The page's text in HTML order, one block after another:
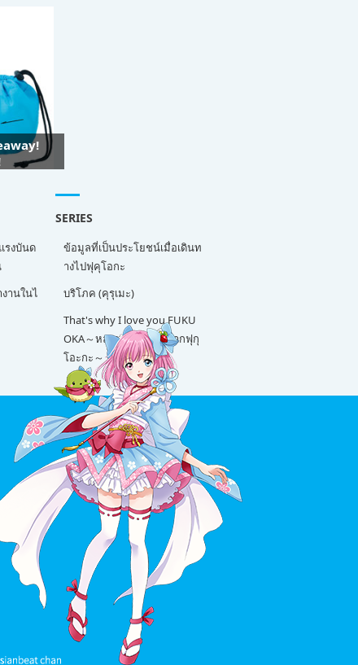
งบันด
านในไ
SERIES
ข้อมูลที่เป็นประโยชน์เมื่อเดินท
างไปฟุคุโอกะ
บริโภค (คุรุเมะ)
That's why I love you FUKU
OKA～หลายเรื่องน่ารักจากฟุกุ
โอะกะ～